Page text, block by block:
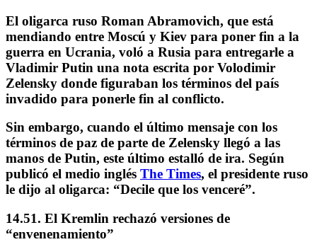
El oligarca ruso Roman Abramovich, que está
mendiando entre Moscú y Kiev para poner fin a la
guerra en Ucrania, voló a Rusia para entregarle a
Vladimir Putin una nota escrita por Volodimir
Zelensky donde figuraban los términos del país
invadido para ponerle fin al conflicto.
Sin embargo, cuando el último mensaje con los
términos de paz de parte de Zelensky llegó a las
manos de Putin, este último estalló de ira. Según
publicó el medio inglés The Times, el presidente ruso
le dijo al oligarca: “Decile que los venceré”.
14.51. El Kremlin rechazó versiones de
“envenenamiento”